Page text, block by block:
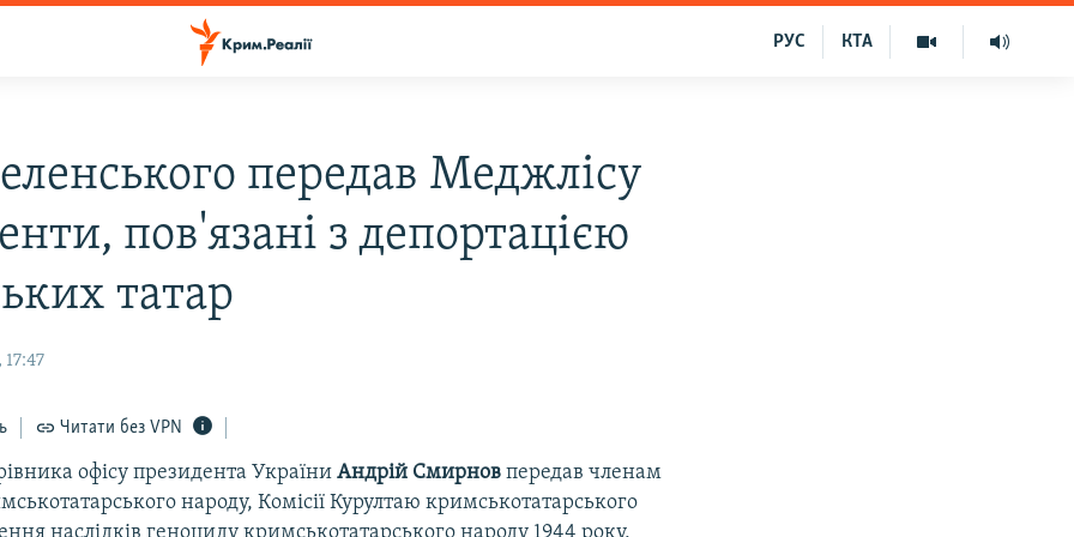
КТА
РУС
передав Меджлісу
пов'язані з депортацією
татар
Читати без VPN
офісу президента УкраїниАндрій Смирновпередав членам
народу, Комісії Курултаю кримськотатарського